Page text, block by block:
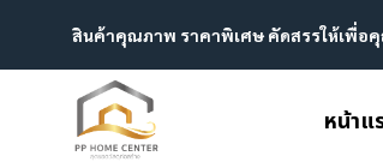
สินค้าคุณภาพ ราคาพิเศษ คัดสรรให้เพื่อ
หน้าแ